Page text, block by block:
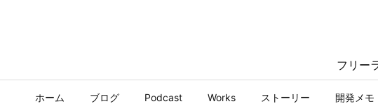
フリー
ホーム ブログ Podcast Works ストーリー 開発メモ